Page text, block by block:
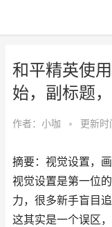
和平精英使
始，副标题
作者： 小咖 • 更新
摘要：视觉设置，
视觉设置是第一位
力，很多新手盲目
这其实是一个误区